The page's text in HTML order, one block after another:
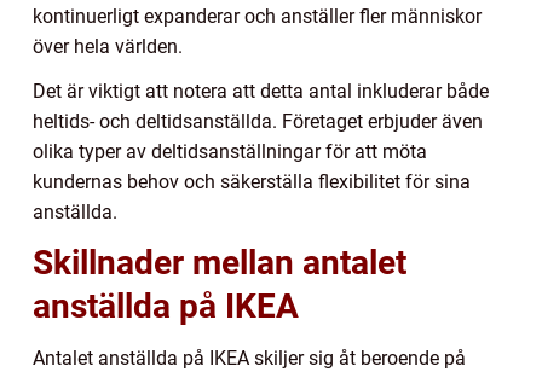
kontinuerligt expanderar och anställer fler människor
över hela världen.
Det är viktigt att notera att detta antal inkluderar både
heltids- och deltidsanställda. Företaget erbjuder även
olika typer av deltidsanställningar för att möta
kundernas behov och säkerställa flexibilitet för sina
anställda.
Skillnader mellan antalet
anställda på IKEA
Antalet anställda på IKEA skiljer sig åt beroende på